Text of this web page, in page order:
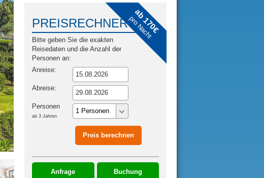
ab 170€
pro Nacht
PREISRECHNER
Bitte geben Sie die exakten
Reisedaten und die Anzahl der
Personen an:
Anreise:
Abreise:
Personen
ab 3 Jahren
Anfrage Buchung